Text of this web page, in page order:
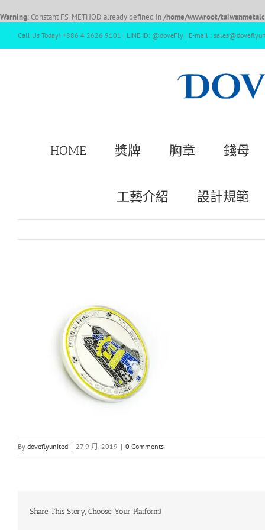
Warning: Constant FS_METHOD already defined in /home/wwwroot/
Call Us Today! +886 4 2626 9101 | LINE ID: @doveFly | E-mail :
HOME 獎牌 胸章 錢母
工藝介紹 設計規範
By doveflyunited | 27 9 月, 2019 | 0 Comments
Share This Story, Choose Your Platform!